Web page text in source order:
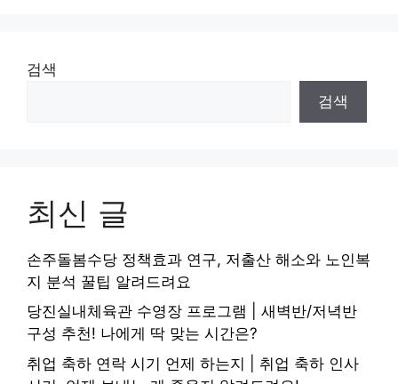
검색
검색
최신 글
손주돌봄수당 정책효과 연구, 저출산 해소와 노인복
지 분석 꿀팁 알려드려요
당진실내체육관 수영장 프로그램 | 새벽반/저녁반
구성 추천! 나에게 딱 맞는 시간은?
취업 축하 연락 시기 언제 하는지 | 취업 축하 인사